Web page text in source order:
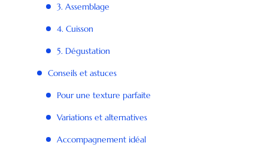
3. Assemblage
4. Cuisson
5. Dégustation
Conseils et astuces
Pour une texture parfaite
Variations et alternatives
Accompagnement idéal